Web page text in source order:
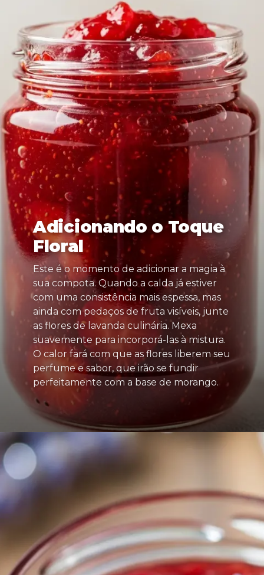
Adicionando o Toque
Floral
Este é o momento de adicionar a magia à
sua compota. Quando a calda já estiver
com uma consistência mais espessa, mas
ainda com pedaços de fruta visíveis, junte
as flores de lavanda culinária. Mexa
suavemente para incorporá-las à mistura.
O calor fará com que as flores liberem seu
perfume e sabor, que irão se fundir
perfeitamente com a base de morango.